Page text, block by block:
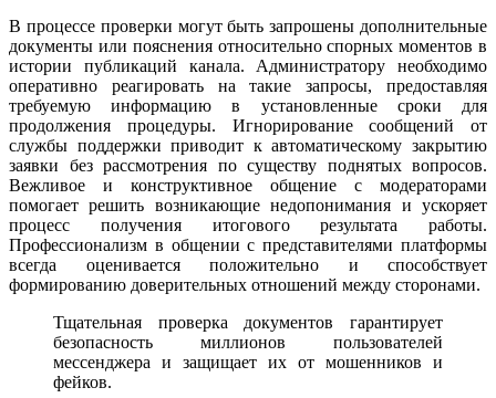
В процессе проверки могут быть запрошены дополнительные
документы или пояснения относительно спорных моментов в
истории публикаций канала. Администратору необходимо
оперативно реагировать на такие запросы, предоставляя
требуемую информацию в установленные сроки для
продолжения процедуры. Игнорирование сообщений от
службы поддержки приводит к автоматическому закрытию
заявки без рассмотрения по существу поднятых вопросов.
Вежливое и конструктивное общение с модераторами
помогает решить возникающие недопонимания и ускоряет
процесс получения итогового результата работы.
Профессионализм в общении с представителями платформы
всегда оценивается положительно и способствует
формированию доверительных отношений между сторонами.
Тщательная проверка документов гарантирует
безопасность миллионов пользователей
мессенджера и защищает их от мошенников и
фейков.